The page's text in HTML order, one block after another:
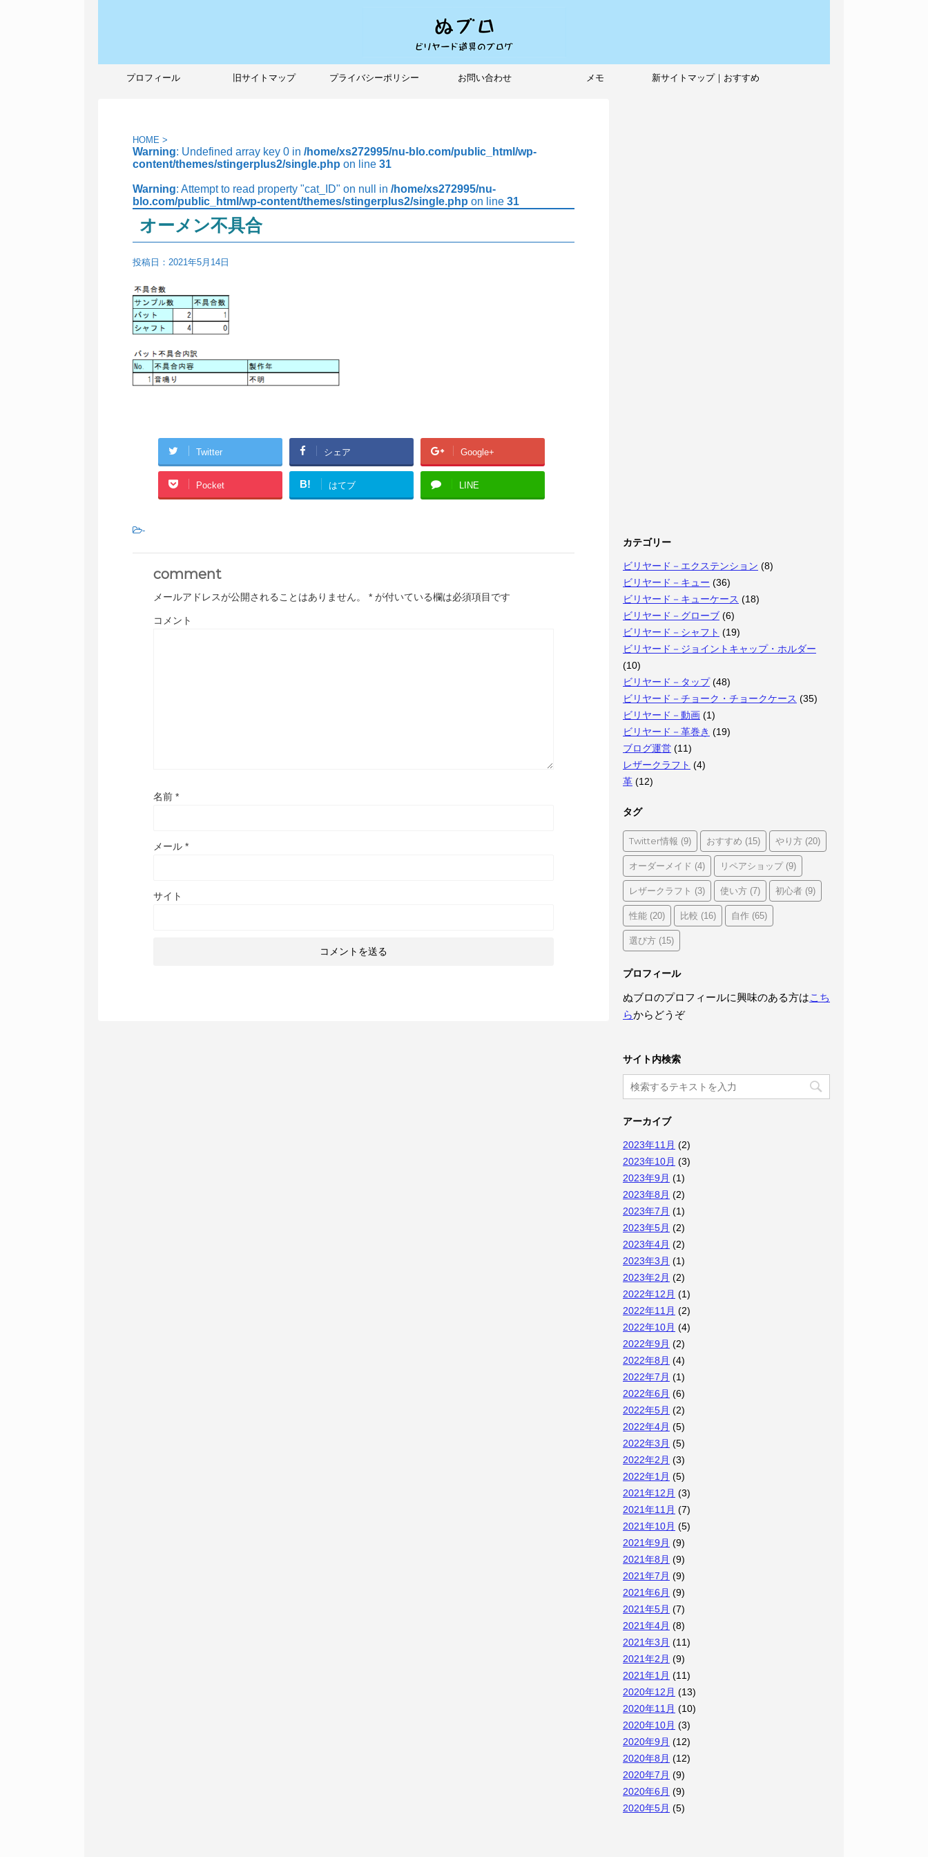
プロフィール 旧サイトマップ プライバシーポリシー お問い合わせ メモ 新サイトマップ｜おすすめ
HOME >
Warning: Undefined array key 0 in /home/xs272995/nu-blo.com/public_html/wp-
content/themes/stingerplus2/single.php on line 31
Warning: Attempt to read property "cat_ID" on null in /home/xs272995/nu-
blo.com/public_html/wp-content/themes/stingerplus2/single.php on line 31
オーメン不具合
投稿日： 2021年5月14日
Twitter シェア Google+
Pocket B! はてブ LINE
-
comment
メールアドレスが公開されることはありません。 * が付いている欄は必須項目です
コメント
名前 *
メール *
サイト
カテゴリー
ビリヤード－エクステンション (8)
ビリヤード－キュー (36)
ビリヤード－キューケース (18)
ビリヤード－グローブ (6)
ビリヤード－シャフト (19)
ビリヤード－ジョイントキャップ・ホルダー
(10)
ビリヤード－タップ(48)
ビリヤード－チョーク・チョークケース (35)
ビリヤード－動画 (1)
ビリヤード－革巻き (19)
ブログ運営 (11)
レザークラフト (4)
革 (12)
タグ
Twitter情報 (9) おすすめ (15) やり方 (20)
オーダーメイド (4) リペアショップ(9)
レザークラフト (3) 使い方 (7) 初心者 (9)
性能 (20) 比較 (16) 自作 (65)
選び方 (15)
プロフィール
ぬブロのプロフィールに興味のある方はこち
らからどうぞ
サイト内検索
アーカイブ
2023年11月 (2)
2023年10月 (3)
2023年9月 (1)
2023年8月 (2)
2023年7月 (1)
2023年5月 (2)
2023年4月 (2)
2023年3月 (1)
2023年2月 (2)
2022年12月 (1)
2022年11月 (2)
2022年10月 (4)
2022年9月 (2)
2022年8月 (4)
2022年7月 (1)
2022年6月 (6)
2022年5月 (2)
2022年4月 (5)
2022年3月 (5)
2022年2月 (3)
2022年1月 (5)
2021年12月 (3)
2021年11月 (7)
2021年10月 (5)
2021年9月 (9)
2021年8月 (9)
2021年7月 (9)
2021年6月 (9)
2021年5月 (7)
2021年4月 (8)
2021年3月 (11)
2021年2月 (9)
2021年1月 (11)
2020年12月 (13)
2020年11月 (10)
2020年10月 (3)
2020年9月 (12)
2020年8月 (12)
2020年7月 (9)
2020年6月 (9)
2020年5月 (5)